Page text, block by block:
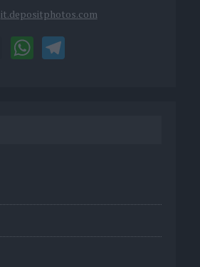
it.depositphotos.com